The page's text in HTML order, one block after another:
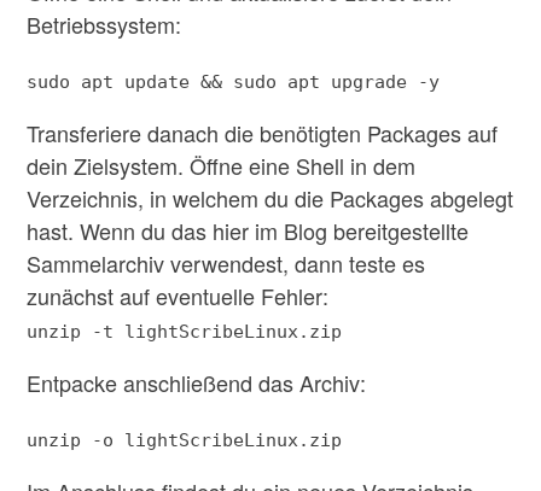
Betriebssystem:
sudo apt update && sudo apt upgrade -y
Transferiere danach die benötigten Packages auf
dein Zielsystem. Öffne eine Shell in dem
Verzeichnis, in welchem du die Packages abgelegt
hast. Wenn du das hier im Blog bereitgestellte
Sammelarchiv verwendest, dann teste es
zunächst auf eventuelle Fehler:
unzip -t lightScribeLinux.zip
Entpacke anschließend das Archiv:
unzip -o lightScribeLinux.zip